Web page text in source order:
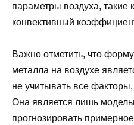
параметры воздуха, такие
конвективный
Важно отметить, что
металла на воздухе
не учитывать все
Она является лишь
прогнозировать